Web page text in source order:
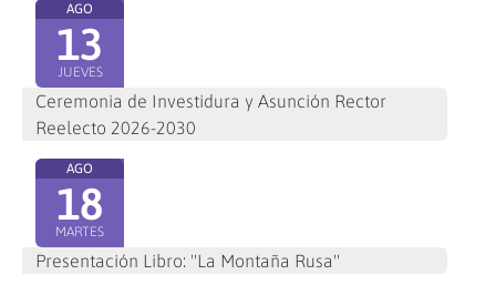
AGO
13
JUEVES
Ceremonia de Investidura y Asunción Rector
Reelecto 2026-2030
AGO
18
MARTES
Presentación Libro: "La Montaña Rusa"